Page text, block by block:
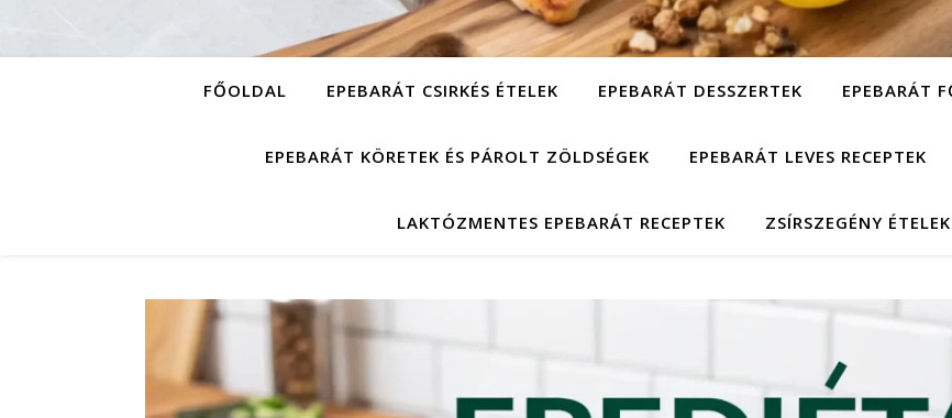
FŐOLDAL EPEBARÁT CSIRKÉS ÉTELEK EPEBARÁT DESSZERTEK EPEBARÁT
EPEBARÁT KÖRETEK ÉS PÁROLT ZÖLDSÉGEK EPEBARÁT LEVES RECEPTEK
LAKTÓZMENTES EPEBARÁT RECEPTEK ZSÍRSZEGÉNY